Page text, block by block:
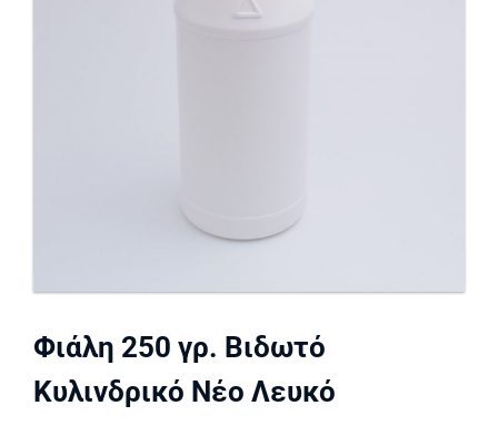
Φιάλη 250 γρ. Βιδωτό
Κυλινδρικό Νέο Λευκό